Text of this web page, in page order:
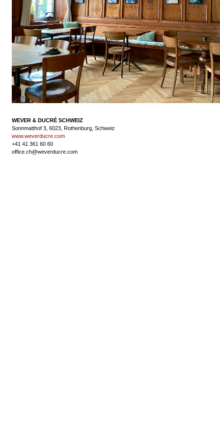
WEVER & DUCRÉ SCHWEIZ
Sonnmatthof 3, 6023, Rothenburg, Schweiz
www.weverducre.com
+41 41 361 60 60
office.ch@weverducre.com